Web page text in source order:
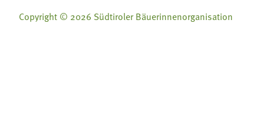
Copyright © 2026 Südtiroler Bäuerinnenorganisation